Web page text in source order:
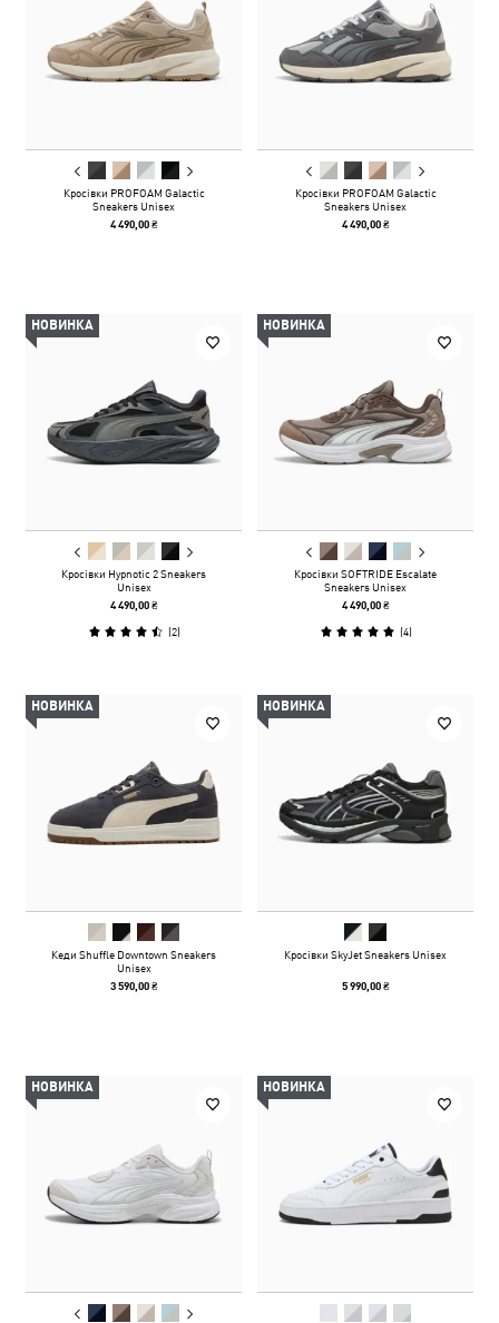
Кросівки PROFOAM Galactic
Sneakers Unisex
4 490,00 ₴
Кросівки PROFOAM Galactic
Sneakers Unisex
4 490,00 ₴
НОВИНКА
Кросівки Hypnotic 2 Sneakers
Unisex
4 490,00 ₴
(2)
НОВИНКА
Кросівки SOFTRIDE Escalate
Sneakers Unisex
4 490,00 ₴
(4)
НОВИНКА
Кеди Shuffle Downtown Sneakers
Unisex
3 590,00 ₴
НОВИНКА
Кросівки SkyJet Sneakers Unisex
5 990,00 ₴
НОВИНКА НОВИНКА